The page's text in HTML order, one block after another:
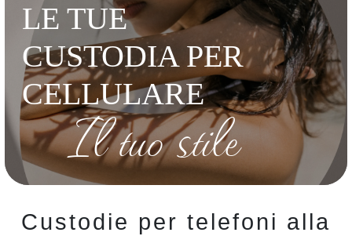
LE TUE
CUSTODIA PER
CELLULARE
Il tuo stile
Custodie per telefoni alla